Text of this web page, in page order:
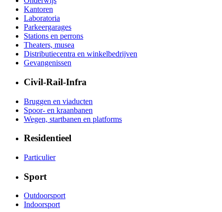
Kantoren
Laboratoria
Parkeergarages
Stations en perrons
Theaters, musea
Distributiecentra en winkelbedrijven
Gevangenissen
Civil-Rail-Infra
Bruggen en viaducten
Spoor- en kraanbanen
Wegen, startbanen en platforms
Residentieel
Particulier
Sport
Outdoorsport
Indoorsport